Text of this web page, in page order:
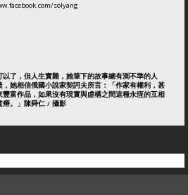
solyang
了，但人生實難，她筆下的故事總有測不準的人
她相信俄國小說家契訶夫所言：「作家有權利，甚
富作品，如果沒有現實與虛構之間這種永恆的互相
瘠。」陳舜仁 / 攝影